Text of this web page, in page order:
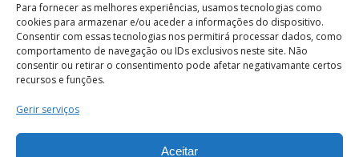
Para fornecer as melhores experiências, usamos tecnologias como
cookies para armazenar e/ou aceder a informações do dispositivo.
Consentir com essas tecnologias nos permitirá processar dados, como
comportamento de navegação ou IDs exclusivos neste site. Não
consentir ou retirar o consentimento pode afetar negativamante certos
recursos e funções.
Gerir serviços
Aceitar
Termos e Condições